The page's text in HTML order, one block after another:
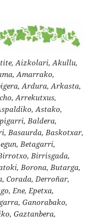
Aizkolari, Akullu,
Amarrako,
Ardura, Arkasta,
Arrekutxus,
Astako,
Baldera,
Basaurda, Baskotxar,
Betagarri,
Birrisgada,
Borona, Butarga,
Corada, Derroñar,
Ene, Epetxa,
Ganorabako,
Gaztanbera,